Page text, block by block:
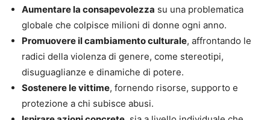
Aumentare la consapevolezza su una problematica
globale che colpisce milioni di donne ogni anno.
Promuovere il cambiamento culturale, affrontando le
radici della violenza di genere, come stereotipi,
disuguaglianze e dinamiche di potere.
Sostenere le vittime, fornendo risorse, supporto e
protezione a chi subisce abusi.